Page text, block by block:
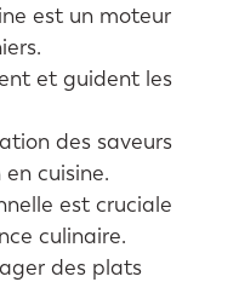
est un moteur
et guident les
des saveurs
cuisine.
est cruciale
culinaire.
des plats